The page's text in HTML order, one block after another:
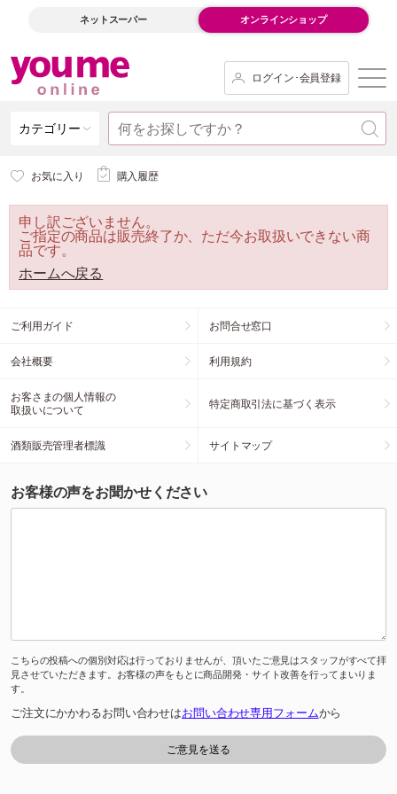
ネットスーパー オンラインショップ
ログイン･会員登録
カテゴリー
お気に入り 購入履歴
申し訳ございません。
ご指定の商品は販売終了か、ただ今お取扱いできない商
品です。
ホームへ戻る
ご利用ガイド お問合せ窓口
会社概要 利用規約
お客さまの個人情報の
取扱いについて
特定商取引法に基づく表示
酒類販売管理者標識 サイトマップ
お客様の声をお聞かせください
こちらの投稿への個別対応は行っておりませんが、頂いたご意見はスタッフがすべて拝
見させていただきます。お客様の声をもとに商品開発・サイト改善を行ってまいりま
す。
ご注文にかかわるお問い合わせはお問い合わせ専用フォームから